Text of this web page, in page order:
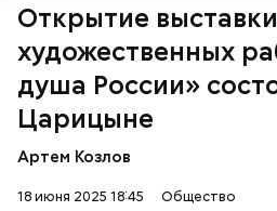
Открытие выставки
художественных
душа России»
Царицыне
Артем Козлов
18 июня 2025 18:45 Общество
беременным, кормящим
людям с ослабленной
пожилым;